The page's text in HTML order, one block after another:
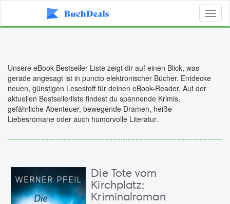
Unsere eBook Bestseller Liste zeigt dir auf einen Blick, was
gerade angesagt ist in puncto elektronischer Bücher. Entdecke
neuen, günstigen Lesestoff für deinen eBook-Reader. Auf der
aktuellen Bestsellerliste findest du spannende Krimis,
gefährliche Abenteuer, bewegende Dramen, heiße
Liebesromane oder auch humorvolle Literatur.
Die Tote vom
Kirchplatz:
Kriminalroman